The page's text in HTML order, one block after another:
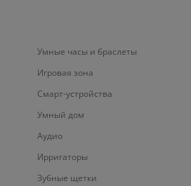
Умные часы и браслеты
Игровая зона
Смарт-устройства
Умный дом
Аудио
Ирригаторы
Зубные щетки